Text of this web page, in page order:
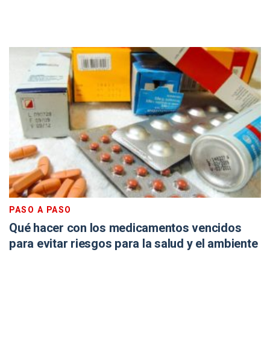
PASO A PASO
Qué hacer con los medicamentos vencidos
para evitar riesgos para la salud y el ambiente